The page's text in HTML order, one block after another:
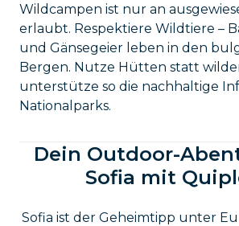
Wildcampen ist nur an
erlaubt. Respektiere Wildtiere –
und Gänsegeier leben in den
Bergen. Nutze Hütten statt
unterstütze so die nachhaltige
Nationalparks.
Dein Outdoor-
Sofia mit
Sofia ist der Geheimtipp unter